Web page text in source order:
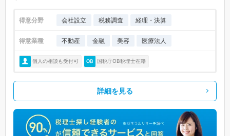
得意分野 会社設立 税務調査 経理・決算
得意業種 不動産 金融 美容 医療法人
個人の相談も受付可 国税庁OB税理士在籍
詳細を見る